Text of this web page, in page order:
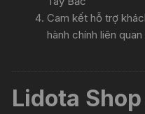
Cam kết hỗ trợ
hành chính liên
Lidota Shop